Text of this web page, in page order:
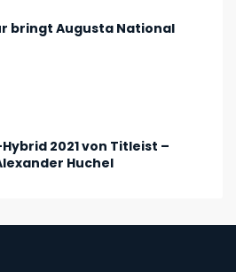
bringt Augusta National
2021 von Titleist –
Huchel